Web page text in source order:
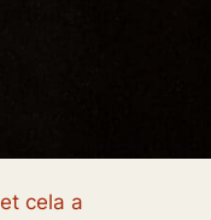
et cela a